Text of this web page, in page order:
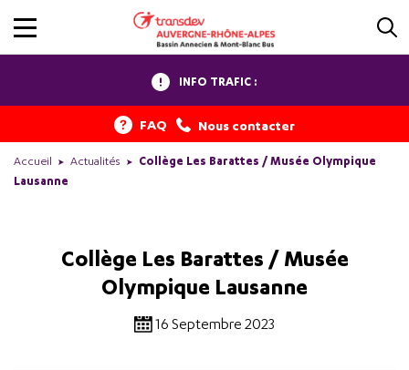
INFO TRAFIC :
FAQ Nous contacter
Accueil Actualités
Collège Les Barattes / Musée Olympique
Lausanne
Collège Les Barattes / Musée
Olympique Lausanne
16 Septembre 2023